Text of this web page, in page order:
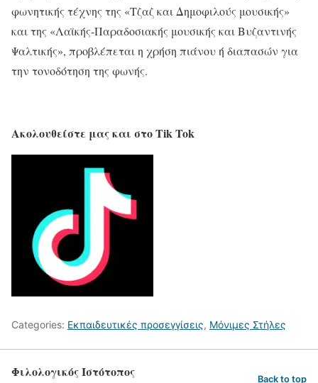
φωνητικής τέχνης της «Τζαζ και Δημοφιλούς μουσικής»
και της «Λαϊκής-Παραδοσιακής μουσικής και Βυζαντινής
Ψαλτικής», προβλέπεται η χρήση πιάνου ή διαπασών για
την τονοδότηση της φωνής.
Ακολουθείστε μας και στο Tik Tok
Categories: Εκπαιδευτικές προσεγγίσεις, Μόνιμες Στήλες
Φιλολογικός Ιστότοπος Back to top